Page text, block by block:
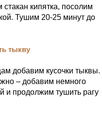
кипятка, посолим
Тушим 20-25 минут до
добавим кусочки тыквы.
– добавим немного
и продолжим тушить рагу